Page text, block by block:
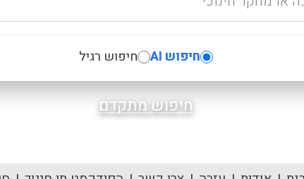
חיפוש AI חיפוש רגיל
חיפוש מתקדם